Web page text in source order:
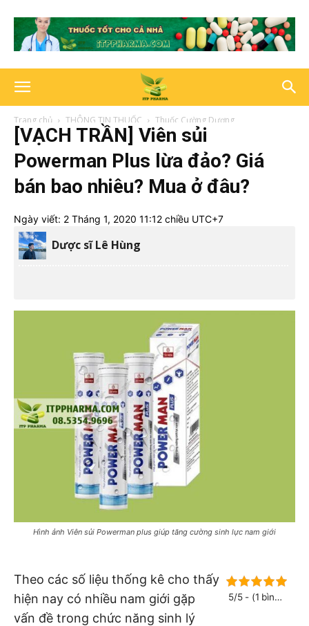
Trang chủ THÔNG TIN THUỐC Thuốc Cường Dương
[VẠCH TRẦN] Viên sủi
Powerman Plus lừa đảo? Giá
bán bao nhiêu? Mua ở đâu?
Ngày viết: 2 Tháng 1, 2020 11:12 chiều UTC+7
Dược sĩ Lê Hùng
Hình ảnh Viên sủi Powerman plus giúp tăng cường sinh lực nam giới
5/5 - (1 bình
Theo các số liệu thống kê cho thấy
hiện nay có nhiều nam giới gặp
vấn đề trong chức năng sinh lý